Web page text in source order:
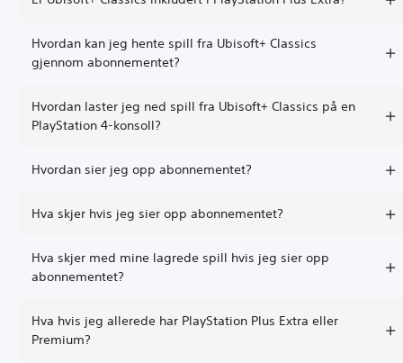
Hvordan kan jeg hente spill fra Ubisoft+ Classics
gjennom abonnementet?
Hvordan laster jeg ned spill fra Ubisoft+ Classics på en
PlayStation 4-konsoll?
Hvordan sier jeg opp abonnementet?
Hva skjer hvis jeg sier opp abonnementet?
Hva skjer med mine lagrede spill hvis jeg sier opp
abonnementet?
Hva hvis jeg allerede har PlayStation Plus Extra eller
Premium?